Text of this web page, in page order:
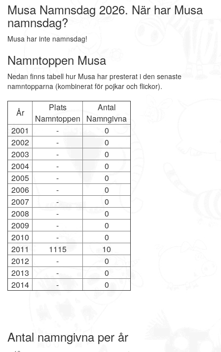
Musa Namnsdag 2026. När har Musa
namnsdag?
Musa har inte namnsdag!
Namntoppen Musa
Nedan finns tabell hur Musa har presterat i den senaste
namntopparna (kombinerat för pojkar och flickor).
År
Plats
Namntoppen
Antal
Namngivna
2001
-
0
2002
-
0
2003
-
0
2004
-
0
2005
-
0
2006
-
0
2007
-
0
2008
-
0
2009
-
0
2010
-
0
2011
1115
10
2012
-
0
2013
-
0
2014
- 0
Antal namngivna per år